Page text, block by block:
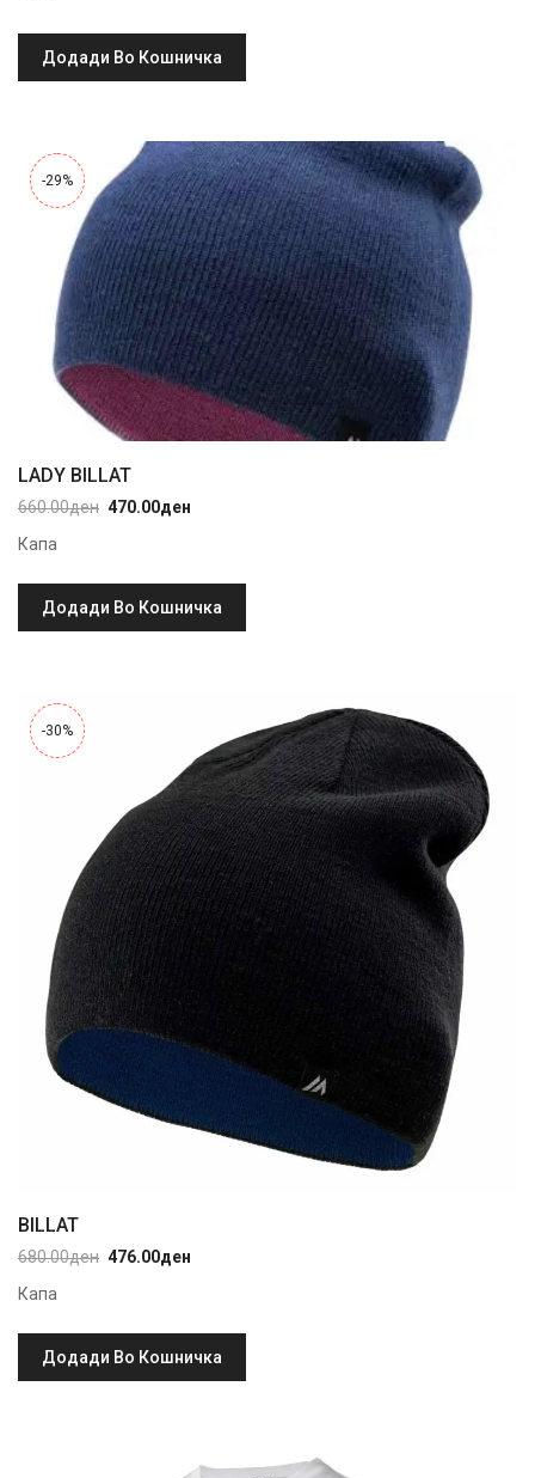
710.00ден.
390.00ден.
Додади Во Кошничка
-29%
LADY BILLAT
660.00ден
price
660.00ден.
470.00ден
price
470.00ден.
Капа
Додади Во Кошничка
-30%
BILLAT
680.00ден
price
680.00ден.
476.00ден
price
476.00ден.
Капа
Додади Во Кошничка